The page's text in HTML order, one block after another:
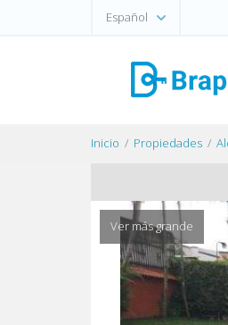
Español
Inicio Propiedades
Ver más grande